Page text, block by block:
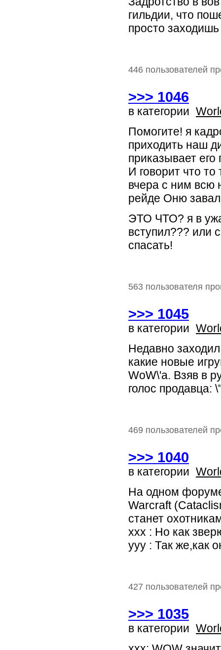
гильдии, что
просто заходишь
446 пользователей
>>> 1046
в категории
Помогите! я
приходить наш
приказывает его
И говорит что
вчера с ним всю
рейде Оню
ЭТО ЧТО? я в
вступил??? или
спасать!
563 пользователя
>>> 1045
в категории
Недавно
какие новые
WoW\'a. Взяв в
голос продавца:
469 пользователей
>>> 1040
в категории
На одном
Warcraft
станет
ххх : Но как
ууу : Так же,как
427 пользователей
>>> 1035
в категории